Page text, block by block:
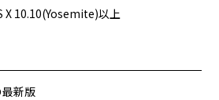
X 10.10(Yosemite)以上
最新版